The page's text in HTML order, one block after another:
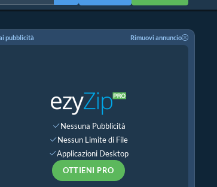
pubblicità Rimuovi annuncio
Nessuna Pubblicità
Nessun Limite di File
Applicazioni Desktop
OTTIENI PRO